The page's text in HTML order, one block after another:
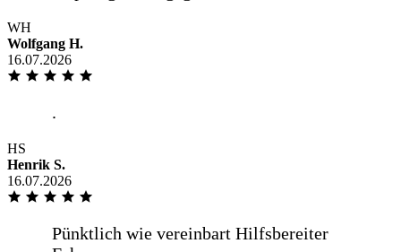
WH
Wolfgang H.
16.07.2026
HS
Henrik S.
16.07.2026